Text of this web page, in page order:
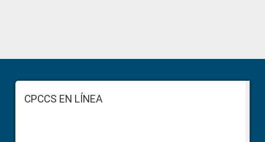
Sidebar
FooterCPCCS EN LÍNEA